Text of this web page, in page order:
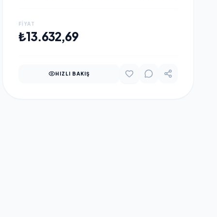
YÖNETILEBILIR, RACK MOUNT
SWITCH
FIYAT
₺13.632,69
HIZLI BAKIŞ